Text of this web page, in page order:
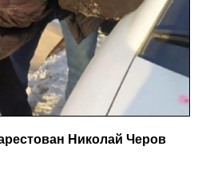
Николай Черов